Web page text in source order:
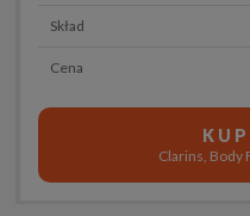
Skład
Cena
Clarins, Body